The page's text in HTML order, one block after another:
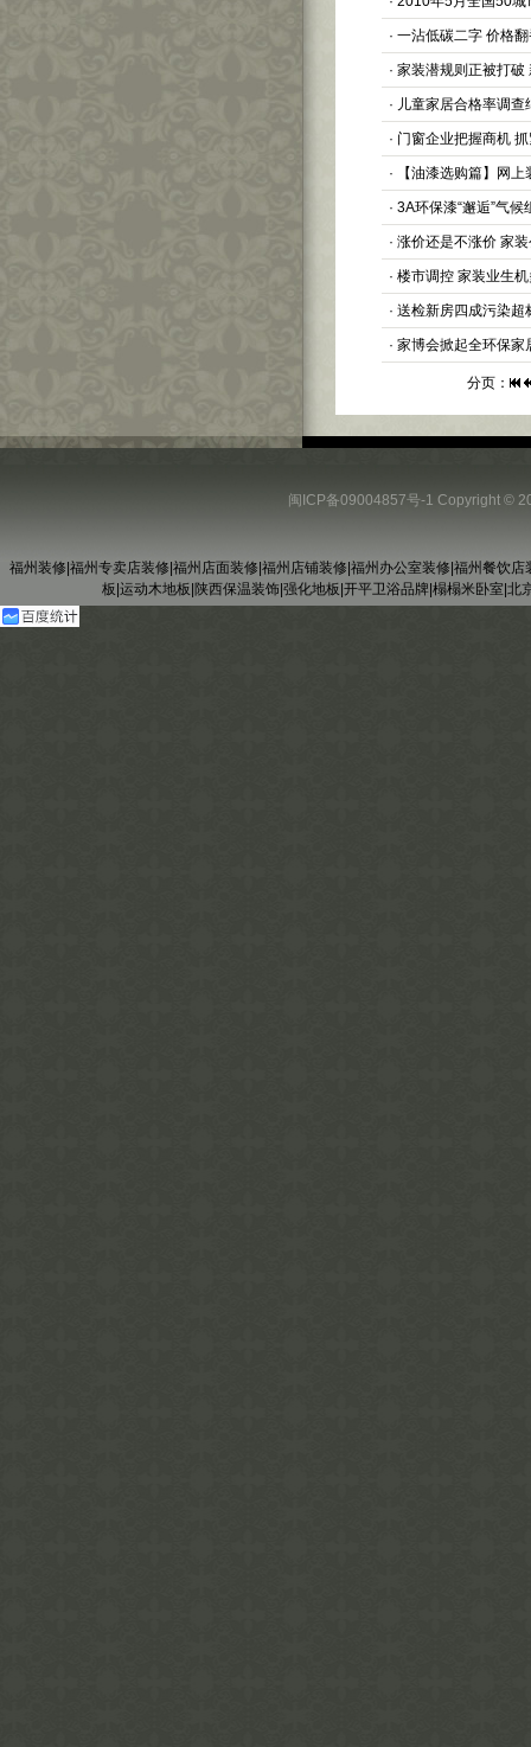
· 一沾低碳二字 价格
· 家装潜规则正被打破
· 儿童家居合格率调查
· 门窗企业把握商机
· 【油漆选购篇】网
· 3A环保漆“邂逅”气
· 涨价还是不涨价 家
· 楼市调控 家装业生
· 送检新房四成污染超
· 家博会掀起全环保家
分页：
闽ICP备09004857号-1 Copyright ©
福州装修 福州专卖店装修 福州店面装修 福州店铺装修 福州办公室装修 福州餐饮店
板 运动木地板 陕西保温装饰| 强化地板 开平卫浴品牌| 榻榻米卧室| 北